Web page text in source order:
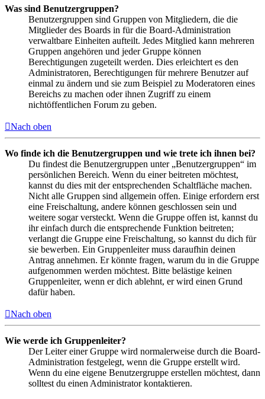
Was sind Benutzergruppen?
Benutzergruppen sind Gruppen von Mitgliedern, die die
Mitglieder des Boards in für die Board-Administration
verwaltbare Einheiten aufteilt. Jedes Mitglied kann mehreren
Gruppen angehören und jeder Gruppe können
Berechtigungen zugeteilt werden. Dies erleichtert es den
Administratoren, Berechtigungen für mehrere Benutzer auf
einmal zu ändern und sie zum Beispiel zu Moderatoren eines
Bereichs zu machen oder ihnen Zugriff zu einem
nichtöffentlichen Forum zu geben.
Nach oben
Wo finde ich die Benutzergruppen und wie trete ich ihnen bei?
Du findest die Benutzergruppen unter „Benutzergruppen“ im
persönlichen Bereich. Wenn du einer beitreten möchtest,
kannst du dies mit der entsprechenden Schaltfläche machen.
Nicht alle Gruppen sind allgemein offen. Einige erfordern erst
eine Freischaltung, andere können geschlossen sein und
weitere sogar versteckt. Wenn die Gruppe offen ist, kannst du
ihr einfach durch die entsprechende Funktion beitreten;
verlangt die Gruppe eine Freischaltung, so kannst du dich für
sie bewerben. Ein Gruppenleiter muss daraufhin deinen
Antrag annehmen. Er könnte fragen, warum du in die Gruppe
aufgenommen werden möchtest. Bitte belästige keinen
Gruppenleiter, wenn er dich ablehnt, er wird einen Grund
dafür haben.
Nach oben
Wie werde ich Gruppenleiter?
Der Leiter einer Gruppe wird normalerweise durch die Board-
Administration festgelegt, wenn die Gruppe erstellt wird.
Wenn du eine eigene Benutzergruppe erstellen möchtest, dann
solltest du einen Administrator kontaktieren.